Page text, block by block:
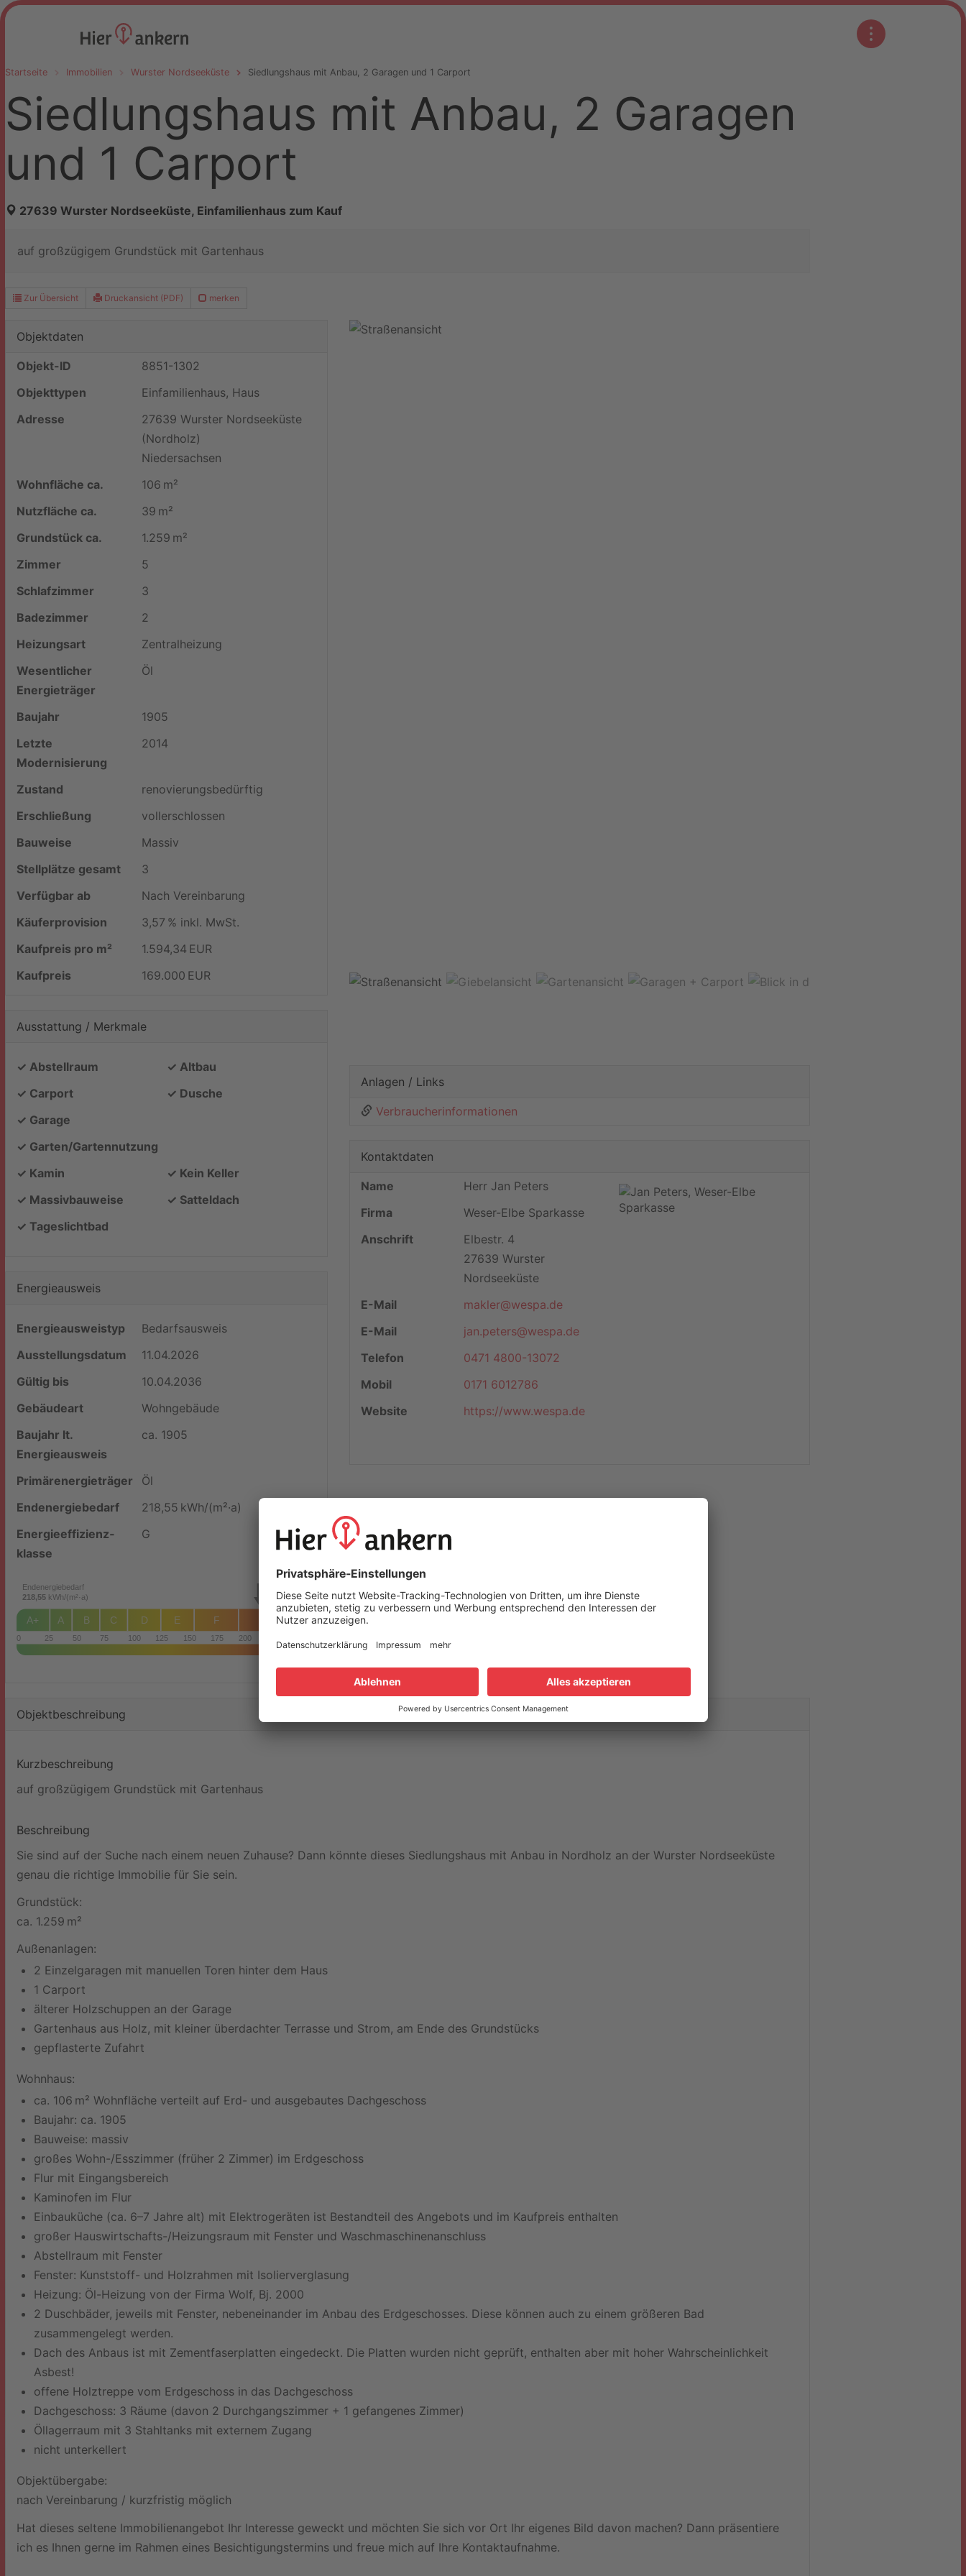
Startseite Immobilien Wurster Nordseeküste Siedlungshaus mit Anbau, 2 Garagen und 1 Carport
Siedlungshaus mit Anbau, 2 Garagen
und 1 Carport
27639 Wurster Nordseeküste, Einfamilienhaus zum Kauf
auf großzügigem Grundstück mit Gartenhaus
Zur Übersicht Druckansicht (PDF) merken
Anlagen / Links
Verbraucherinformationen
Kontaktdaten
Name
Herr Jan Peters
Firma
Weser-Elbe Sparkasse
Anschrift
Elbestr. 4
27639 Wurster
Nordseeküste
E-Mail
makler@wespa.de
E-Mail
jan.peters@wespa.de
Telefon
0471 4800-13072
Mobil
0171 6012786
Website
https://www.wespa.de
Objektdaten
Objekt-ID
8851-1302
Objekttypen
Einfamilienhaus, Haus
Adresse
27639 Wurster Nordseeküste
(Nordholz)
Niedersachsen
Wohnfläche ca.
106 m²
Nutzfläche ca.
39 m²
Grund­stück ca.
1.259 m²
Zimmer
5
Schlafzimmer
3
Badezimmer
2
Heizungsart
Zentralheizung
Wesentlicher
Energieträger
Öl
Baujahr
1905
Letzte
Modernisierung
2014
Zustand
renovierungsbedürftig
Erschließung
vollerschlossen
Bauweise
Massiv
Stellplätze gesamt
3
Verfügbar ab
Nach Vereinbarung
Käufer­provision
3,57 % inkl. MwSt.
Kaufpreis pro m²
1.594,34 EUR
Kaufpreis
169.000 EUR
Ausstattung / Merkmale
✓ Abstellraum
✓ Altbau
✓ Carport
✓ Dusche
✓ Garage
✓ Garten/Gartennutzung
✓ Kamin
✓ Kein Keller
✓ Massivbauweise
✓ Satteldach
✓ Tageslichtbad
Energieausweis
Energieausweistyp
Bedarfs­ausweis
Ausstellungsdatum
11.04.2026
Gültig bis
10.04.2036
Gebäudeart
Wohngebäude
Baujahr lt.
Energieausweis
ca. 1905
Primärenergieträger
Öl
Endenergie­bedarf
218,55 kWh/(m²·a)
Energie­effizienz­
klasse
G
0 25 50 75 100 125 150 175 200
H
F
E
D
C
B
A
A+
Endenergiebedarf
218,55kWh/(m²·a)
Objekt­beschreibung
Kurzbeschreibung
auf großzügigem Grundstück mit Gartenhaus
Beschreibung
Sie sind auf der Suche nach einem neuen Zuhause? Dann könnte dieses Siedlungshaus mit Anbau in Nordholz an der Wurster Nordseeküste
genau die richtige Immobilie für Sie sein.
Grundstück:
ca. 1.259 m²
Außenanlagen:
2 Einzelgaragen mit manuellen Toren hinter dem Haus
1 Carport
älterer Holzschuppen an der Garage
Gartenhaus aus Holz, mit kleiner überdachter Terrasse und Strom, am Ende des Grundstücks
gepflasterte Zufahrt
Wohnhaus:
ca. 106 m² Wohnfläche verteilt auf Erd- und ausgebautes Dachgeschoss
Baujahr: ca. 1905
Bauweise: massiv
großes Wohn-/Esszimmer (früher 2 Zimmer) im Erdgeschoss
Flur mit Eingangsbereich
Kaminofen im Flur
Einbauküche (ca. 6–7 Jahre alt) mit Elektrogeräten ist Bestandteil des Angebots und im Kaufpreis enthalten
großer Hauswirtschafts-/Heizungsraum mit Fenster und Waschmaschinenanschluss
Abstellraum mit Fenster
Fenster: Kunststoff- und Holzrahmen mit Isolierverglasung
Heizung: Öl-Heizung von der Firma Wolf, Bj. 2000
2 Duschbäder, jeweils mit Fenster, nebeneinander im Anbau des Erdgeschosses. Diese können auch zu einem größeren Bad
zusammengelegt werden.
Dach des Anbaus ist mit Zementfaserplatten eingedeckt. Die Platten wurden nicht geprüft, enthalten aber mit hoher Wahrscheinlichkeit
Asbest!
offene Holztreppe vom Erdgeschoss in das Dachgeschoss
Dachgeschoss: 3 Räume (davon 2 Durchgangszimmer + 1 gefangenes Zimmer)
Öllagerraum mit 3 Stahltanks mit externem Zugang
nicht unterkellert
Objektübergabe:
nach Vereinbarung / kurzfristig möglich
Hat dieses seltene Immobilienangebot Ihr Interesse geweckt und möchten Sie sich vor Ort Ihr eigenes Bild davon machen? Dann präsentiere
ich es Ihnen gerne im Rahmen eines Besichtigungstermins und freue mich auf Ihre Kontaktaufnahme.